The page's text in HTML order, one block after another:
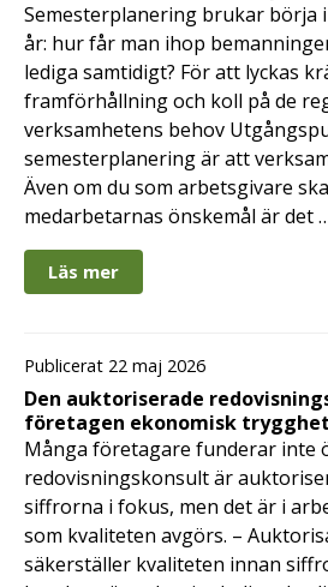
Semesterplanering brukar börja
år: hur får man ihop
lediga samtidigt? För att lyckas
framförhållning och koll på de
verksamhetens behov
semesterplanering är att
Även om du som arbetsgivare
medarbetarnas önskemål är det
Läs mer
Publicerat 22 maj 2026
Den auktoriserade
företagen ekonomisk
Många företagare funderar inte
redovisningskonsult är
siffrorna i fokus, men det är i
som kvaliteten avgörs. –
säkerställer kvaliteten innan